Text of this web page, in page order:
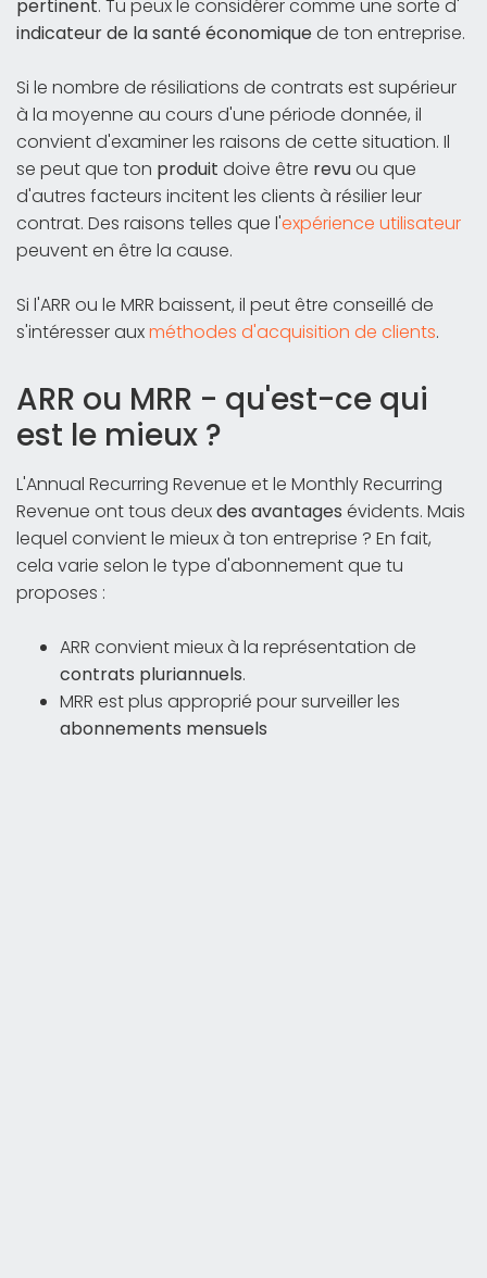
pertinent. Tu peux le considérer comme une sorte d'
indicateur de la santé économiquede ton entreprise.
Si le nombre de résiliations de contrats est supérieur
à la moyenne au cours d'une période donnée, il
convient d'examiner les raisons de cette situation. Il
se peut que ton produit doive être revuou que
d'autres facteurs incitent les clients à résilier leur
contrat. Des raisons telles que l'expérience utilisateur
peuvent en être la cause.
Si l'ARR ou le MRR baissent, il peut être conseillé de
s'intéresser auxméthodes d'acquisition de clients.
ARR ou MRR - qu'est-ce qui
est le mieux ?
L'Annual Recurring Revenue et le Monthly Recurring
Revenue ont tous deuxdes avantages évidents. Mais
lequel convient le mieux à ton entreprise ? En fait,
cela varie selon le type d'abonnement que tu
proposes :
ARR convient mieux à la représentation de
contrats pluriannuels.
MRR est plus approprié pour surveiller les
abonnements mensuels